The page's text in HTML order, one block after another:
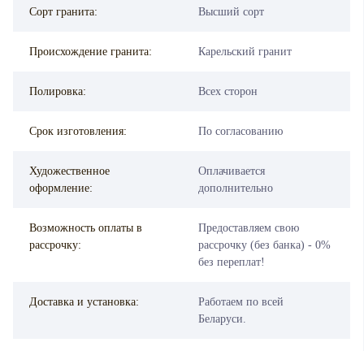
Сорт гранита: Высший сорт
Происхождение гранита: Карельский гранит
Полировка: Всех сторон
Срок изготовления: По согласованию
Художественное
оформление:
Оплачивается
дополнительно
Возможность оплаты в
рассрочку:
Предоставляем свою
рассрочку (без банка) - 0%
без переплат!
Доставка и установка:
Работаем по всей
Беларуси.